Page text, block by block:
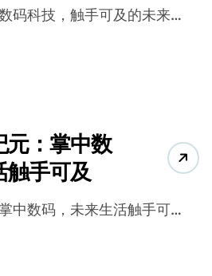
数码科技，触手可及的未来…
元：掌中数
触手可及
掌中数码，未来生活触手可…